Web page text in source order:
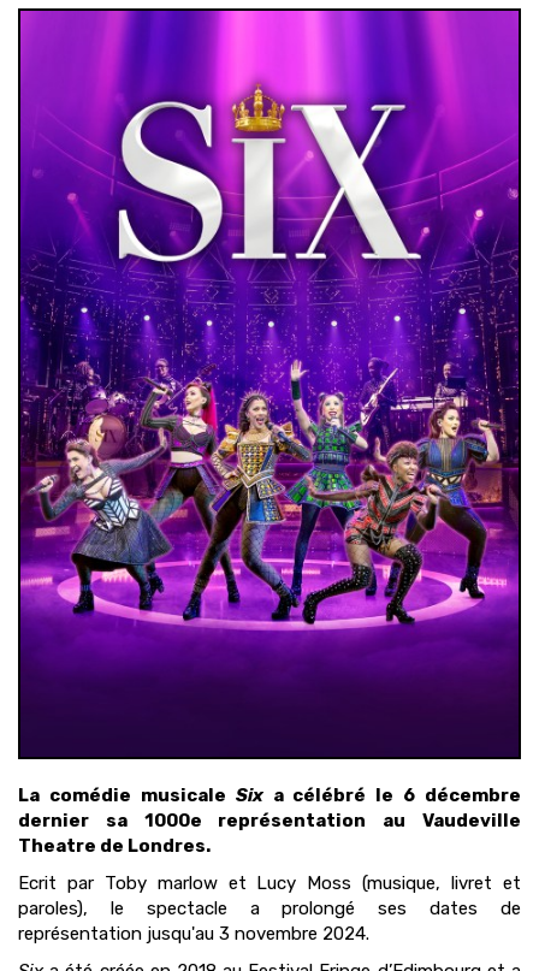
La comédie musicale Six a célébré le 6 décembre
dernier sa 1000e représentation au Vaudeville
Theatre de Londres.
Ecrit par Toby marlow et Lucy Moss (musique, livret et
paroles), le spectacle a prolongé ses dates de
représentation jusqu'au 3 novembre 2024.